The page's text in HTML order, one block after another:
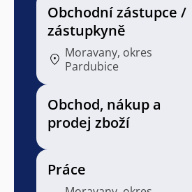
Obchodní zástupce /
zástupkyně
Moravany, okres
Pardubice
Obchod, nákup a
prodej zboží
Práce